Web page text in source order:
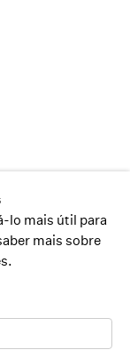
lo mais útil para
mais sobre